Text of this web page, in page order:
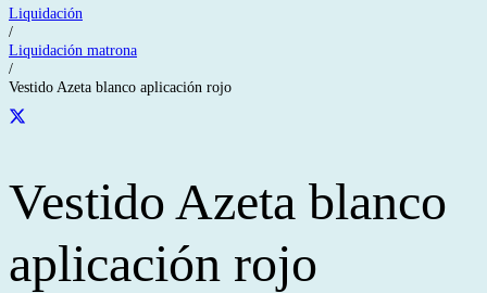
Liquidación
/
Liquidación matrona
/
Vestido Azeta blanco aplicación rojo
Vestido Azeta blanco
aplicación rojo